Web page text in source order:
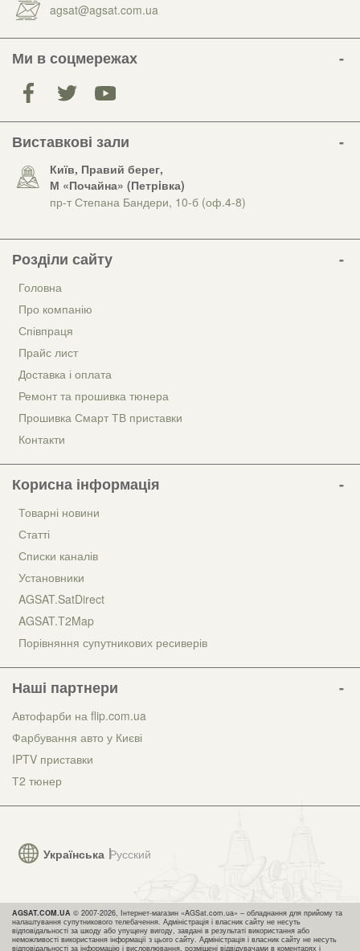
agsat@agsat.com.ua
Ми в соцмережах
Виставкові зали
Київ, Правий берег,
М «Почайна» (Петрiвка)
пр-т Степана Бандери, 10-б (оф.4-8)
Українська Русский
Розділи сайту
Головна
Про компанію
Співпраця
Прайс лист
Доставка і оплата
Ремонт та прошивка тюнера
Прошивка Смарт ТВ приставки
Контакти
Корисна інформація
Товарні новини
Статті
Списки каналів
Установники
AGSAT.SatDirect
AGSAT.T2Map
Порівняння супутникових ресиверів
Наші партнери
Автофарби на flip.com.ua
Фарбування авто у Києві
IPTV приставки
Т2 тюнер
AGSAT.COM.UA © 2007-2026, Інтернет-магазин «AGSat.com.ua» – обладнання для прийому та
налаштування супутникового телебачення. Адміністрація і власник сайту не несуть
відповідальності за шкоду або упущену вигоду, завдані в результаті використання або
неможливості використання інформації з цього сайту. Адміністрація і власник сайту не несуть
відповідальності за інформацію і висловлювання, розміщені відвідувачами в коментарях і